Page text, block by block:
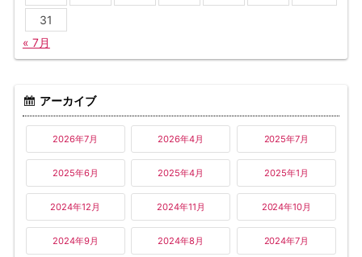
31
« 7月
アーカイブ
2026年7月 2026年4月 2025年7月
2025年6月 2025年4月 2025年1月
2024年12月 2024年11月 2024年10月
2024年9月 2024年8月 2024年7月